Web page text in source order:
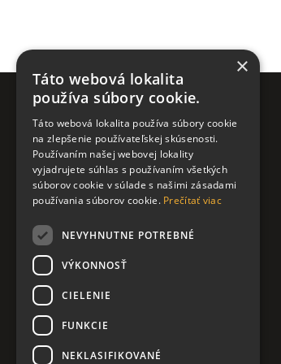
Kontaktovať nás môžete:
info@askpn.sk
+421 911 486 484
×
Táto webová lokalita
používa súbory cookie.
Táto webová lokalita používa súbory cookie
na zlepšenie používateľskej skúsenosti.
Používaním našej webovej lokality
vyjadrujete súhlas s používaním všetkých
súborov cookie v súlade s našimi zásadami
používania súborov cookie. Prečítať viac
NEVYHNUTNE POTREBNÉ
VÝKONNOSŤ
CIELENIE
FUNKCIE
NEKLASIFIKOVANÉ